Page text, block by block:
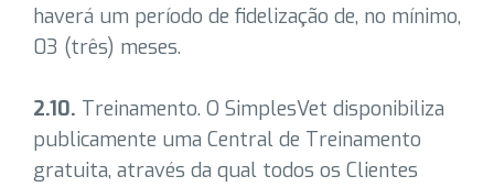
haverá um período de fidelização de, no mínimo,
03 (três) meses.
2.10. Treinamento. O SimplesVet disponibiliza
publicamente uma Central de Treinamento
gratuita, através da qual todos os Clientes